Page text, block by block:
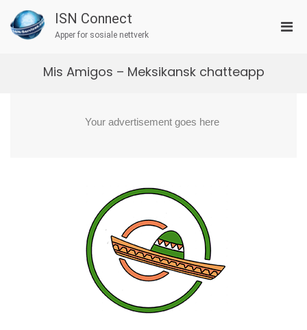
content
ISN Connect
Apper for sosiale nettverk
Mis Amigos – Meksikansk chatteapp